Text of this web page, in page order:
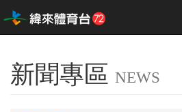
新聞專區 NEWS